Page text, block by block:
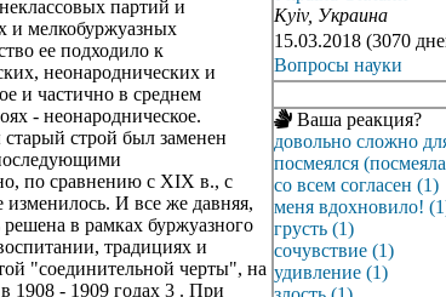
партий и
и мелкобуржуазных
ее подходило к
неонароднических и
и частично в среднем
- неонародническое.
строй был заменен
по сравнению с XIX в., с
И все же давняя,
в рамках буржуазного
традициях и
"соединительной черты", на
1908 - 1909 годах 3 . При
Kyiv, Украина
15.03.2018 (3070
Вопросы науки
Ваша реакция?
довольно сложно
посмеялся
со всем согласен (1)
меня вдохновило!
грусть (1)
сочувствие (1)
удивление (1)